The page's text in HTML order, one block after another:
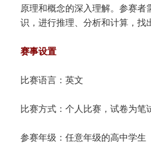
原理和概念的深入理解。参赛者
识，进行推理、分析和计算，找
赛事设置
比赛语言：英文
比赛方式：个人比赛，试卷为笔
参赛年级：任意年级的高中学生